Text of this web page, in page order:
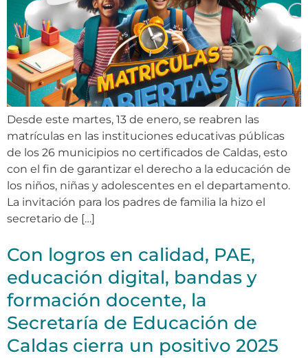
Desde este martes, 13 de enero, se reabren las
matrículas en las instituciones educativas públicas
de los 26 municipios no certificados de Caldas, esto
con el fin de garantizar el derecho a la educación de
los niños, niñas y adolescentes en el departamento.
La invitación para los padres de familia la hizo el
secretario de […]
Con logros en calidad, PAE,
educación digital, bandas y
formación docente, la
Secretaría de Educación de
Caldas cierra un positivo 2025